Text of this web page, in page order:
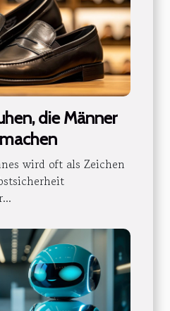
die Männer
wird oft als Zeichen